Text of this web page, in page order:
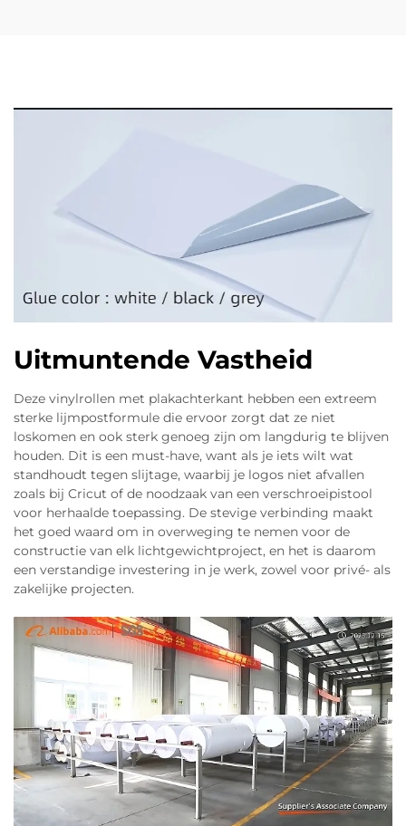
Uitmuntende Vastheid
Deze vinylrollen met plakachterkant hebben een extreem
sterke lijmpostformule die ervoor zorgt dat ze niet
loskomen en ook sterk genoeg zijn om langdurig te blijven
houden. Dit is een must-have, want als je iets wilt wat
standhoudt tegen slijtage, waarbij je logos niet afvallen
zoals bij Cricut of de noodzaak van een verschroeipistool
voor herhaalde toepassing. De stevige verbinding maakt
het goed waard om in overweging te nemen voor de
constructie van elk lichtgewichtproject, en het is daarom
een verstandige investering in je werk, zowel voor privé- als
zakelijke projecten.